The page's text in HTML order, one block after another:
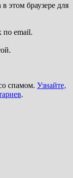
этом браузере для
по email.
спамом. Узнайте,
.